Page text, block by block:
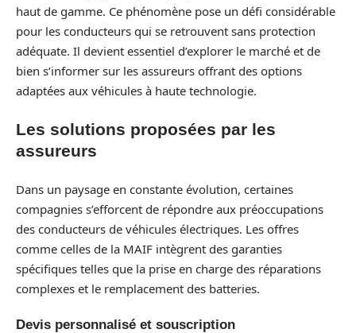
haut de gamme. Ce phénomène pose un défi considérable
pour les conducteurs qui se retrouvent sans protection
adéquate. Il devient essentiel d’explorer le marché et de
bien s’informer sur les assureurs offrant des options
adaptées aux véhicules à haute technologie.
Les solutions proposées par les
assureurs
Dans un paysage en constante évolution, certaines
compagnies s’efforcent de répondre aux préoccupations
des conducteurs de véhicules électriques. Les offres
comme celles de la MAIF intègrent des garanties
spécifiques telles que la prise en charge des réparations
complexes et le remplacement des batteries.
Devis personnalisé et souscription